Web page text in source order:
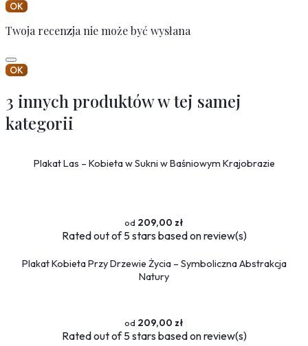
OK
Twoja recenzja nie może być wysłana
OK
3 innych produktów w tej samej
kategorii
Plakat Las – Kobieta w Sukni w Baśniowym Krajobrazie
209,00 zł
Ratedout of 5 stars based onreview(s)
Plakat Kobieta Przy Drzewie Życia – Symboliczna Abstrakcja
Natury
209,00 zł
Ratedout of 5 stars based onreview(s)